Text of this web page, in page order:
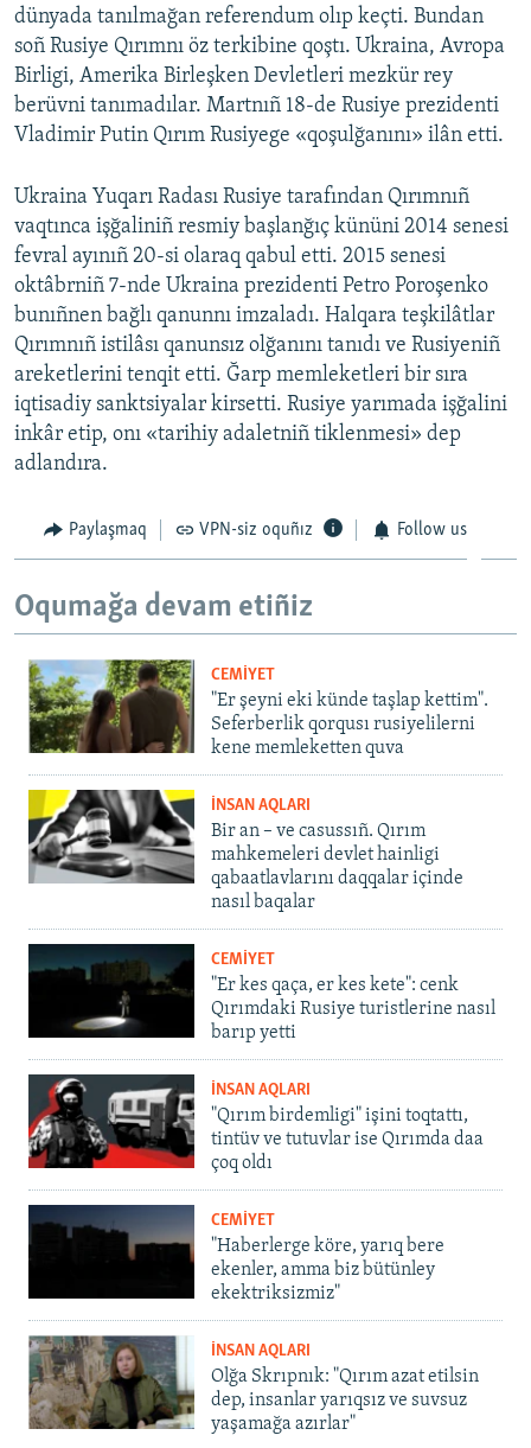
dünyada tanılmağan referendum olıp keçti. Bundan
soñ Rusiye Qırımnı öz terkibine qoştı. Ukraina, Avropa
Birligi, Amerika Birleşken Devletleri mezkür rey
berüvni tanımadılar. Martnıñ 18-de Rusiye prezidenti
Vladimir Putin Qırım Rusiyege «qoşulğanını» ilân etti.
Ukraina Yuqarı Radası Rusiye tarafından Qırımnıñ
vaqtınca işğaliniñ resmiy başlanğıç kününi 2014 senesi
fevral ayınıñ 20-si olaraq qabul etti. 2015 senesi
oktâbrniñ 7-nde Ukraina prezidenti Petro Poroşenko
bunıñnen bağlı qanunnı imzaladı. Halqara teşkilâtlar
Qırımnıñ istilâsı qanunsız olğanını tanıdı ve Rusiyeniñ
areketlerini tenqit etti. Ğarp memleketleri bir sıra
iqtisadiy sanktsiyalar kirsetti. Rusiye yarımada işğalini
inkâr etip, onı «tarihiy adaletniñ tiklenmesi» dep
adlandıra.
Paylaşmaq VPN-siz oquñız Follow us
Oqumağa devam etiñiz
CEMİYET
"Er şeyni eki künde taşlap kettim".
Seferberlik qorqusı rusiyelilerni
kene memleketten quva
İNSAN AQLARI
Bir an – ve casussıñ. Qırım
mahkemeleri devlet hainligi
qabaatlavlarını daqqalar içinde
nasıl baqalar
CEMİYET
"Er kes qaça, er kes kete": cenk
Qırımdaki Rusiye turistlerine nasıl
barıp yetti
İNSAN AQLARI
"Qırım birdemligi" işini toqtattı,
tintüv ve tutuvlar ise Qırımda daa
çoq oldı
CEMİYET
"Haberlerge köre, yarıq bere
ekenler, amma biz bütünley
ekektriksizmiz"
İNSAN AQLARI
Olğa Skrıpnık: "Qırım azat etilsin
dep, insanlar yarıqsız ve suvsuz
yaşamağa azırlar"